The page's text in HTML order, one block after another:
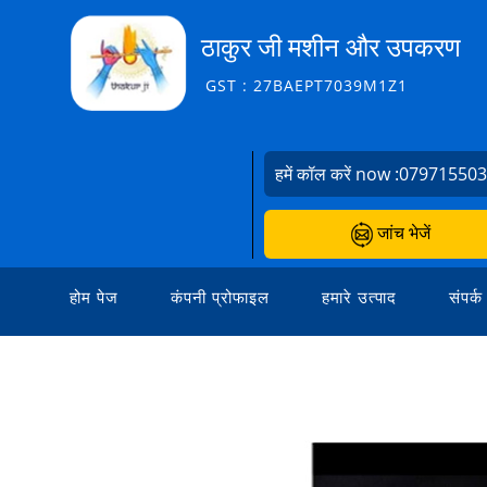
ठाकुर जी मशीन और उपकरण
GST : 27BAEPT7039M1Z1
हमें कॉल करें now :
जांच भेजें
होम पेज कंपनी प्रोफाइल हमारे उत्पाद